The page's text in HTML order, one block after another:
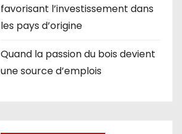
favorisant l’investissement dans
les pays d’origine
Quand la passion du bois devient
une source d’emplois